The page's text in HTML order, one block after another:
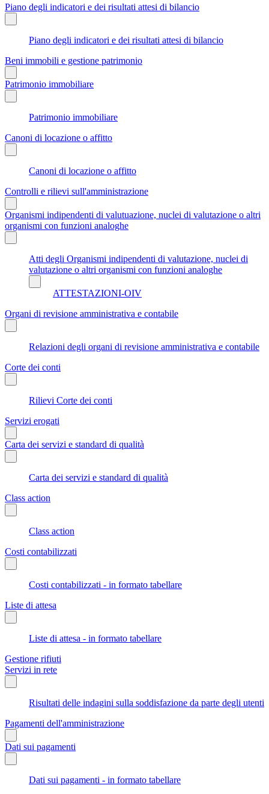
Piano degli indicatori e dei risultati attesi di bilancio
Piano degli indicatori e dei risultati attesi di bilancio
Beni immobili e gestione patrimonio
Patrimonio immobiliare
Patrimonio immobiliare
Canoni di locazione o affitto
Canoni di locazione o affitto
Controlli e rilievi sull'amministrazione
Organismi indipendenti di valutuazione, nuclei di valutazione o altri
organismi con funzioni analoghe
Atti degli Organismi indipendenti di valutazione, nuclei di
valutazione o altri organismi con funzioni analoghe
ATTESTAZIONI-OIV
Organi di revisione amministrativa e contabile
Relazioni degli organi di revisione amministrativa e contabile
Corte dei conti
Rilievi Corte dei conti
Servizi erogati
Carta dei servizi e standard di qualità
Carta dei servizi e standard di qualità
Class action
Class action
Costi contabilizzati
Costi contabilizzati - in formato tabellare
Liste di attesa
Liste di attesa - in formato tabellare
Gestione rifiuti
Servizi in rete
Risultati delle indagini sulla soddisfazione da parte degli utenti
Pagamenti dell'amministrazione
Dati sui pagamenti
Dati sui pagamenti - in formato tabellare